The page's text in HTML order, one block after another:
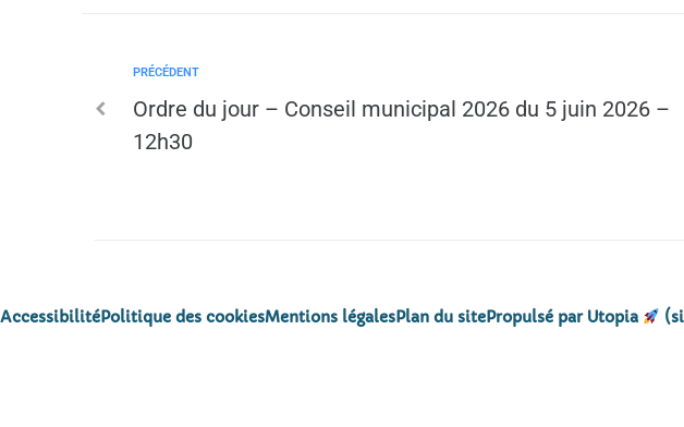
PRÉCÉDENT
Ordre du jour – Conseil municipal 2026 du 5 juin 2026 –
12h30
AccessibilitéPolitique des cookiesMentions légalesPlan du sitePropulsé par Utopia